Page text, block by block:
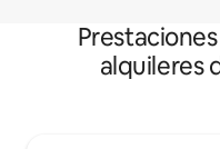
alquileres